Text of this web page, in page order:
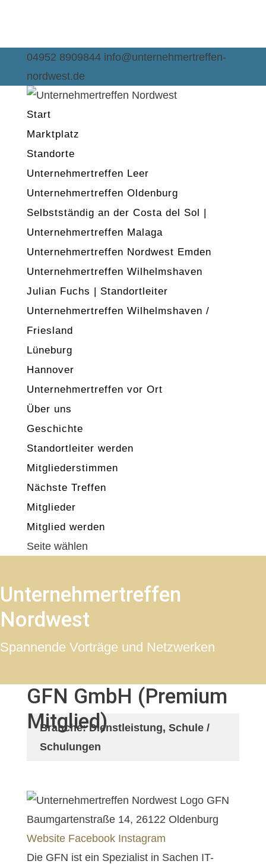
04952 8909844 info@unternehmertreffen-
nordwest.de
Start
Marktplatz
Standorte
Unternehmertreffen Leer
Unternehmertreffen Oldenburg
Selbstständig an der Costa del Sol |
Unternehmertreffen Malaga
Unternehmertreffen Nordwest Emden
Unternehmertreffen Wilhelmshaven
Julian Fuchs | Standortleiter
Unternehmertreffen Wilhelmshaven /
Friesland
Lüneburg
Hannover
Unternehmertreffen vor Ort
Über uns
Geschichte
Standortleiter werden
Mitgliederstimmen
Nächste Treffen
Mitglieder
Mitglied werden
Seite wählen
Unternehmertreffen
Nordwest
Spannende Vorträge und Netzwerken
GFN GmbH (Premium
Mitglied)
Branche: Dienstleistung, Schule /
Schulungen
Baumgartenstraße 14, 26122 Oldenburg
Website Facebook Instagram
Die GFN ist ein Spezialist in Sachen IT-